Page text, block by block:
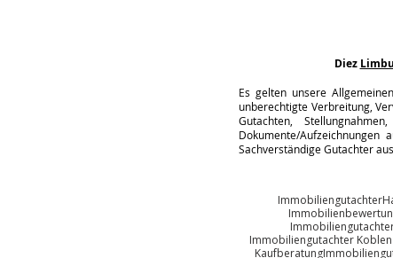
Diez
Es gelten unsere
unberechtigte Verbreitung,
Gutachten,
Dokumente/
Sachverständige Gutachter
Immobiliengutachter
Immobiliengutachter
Kaufberatung